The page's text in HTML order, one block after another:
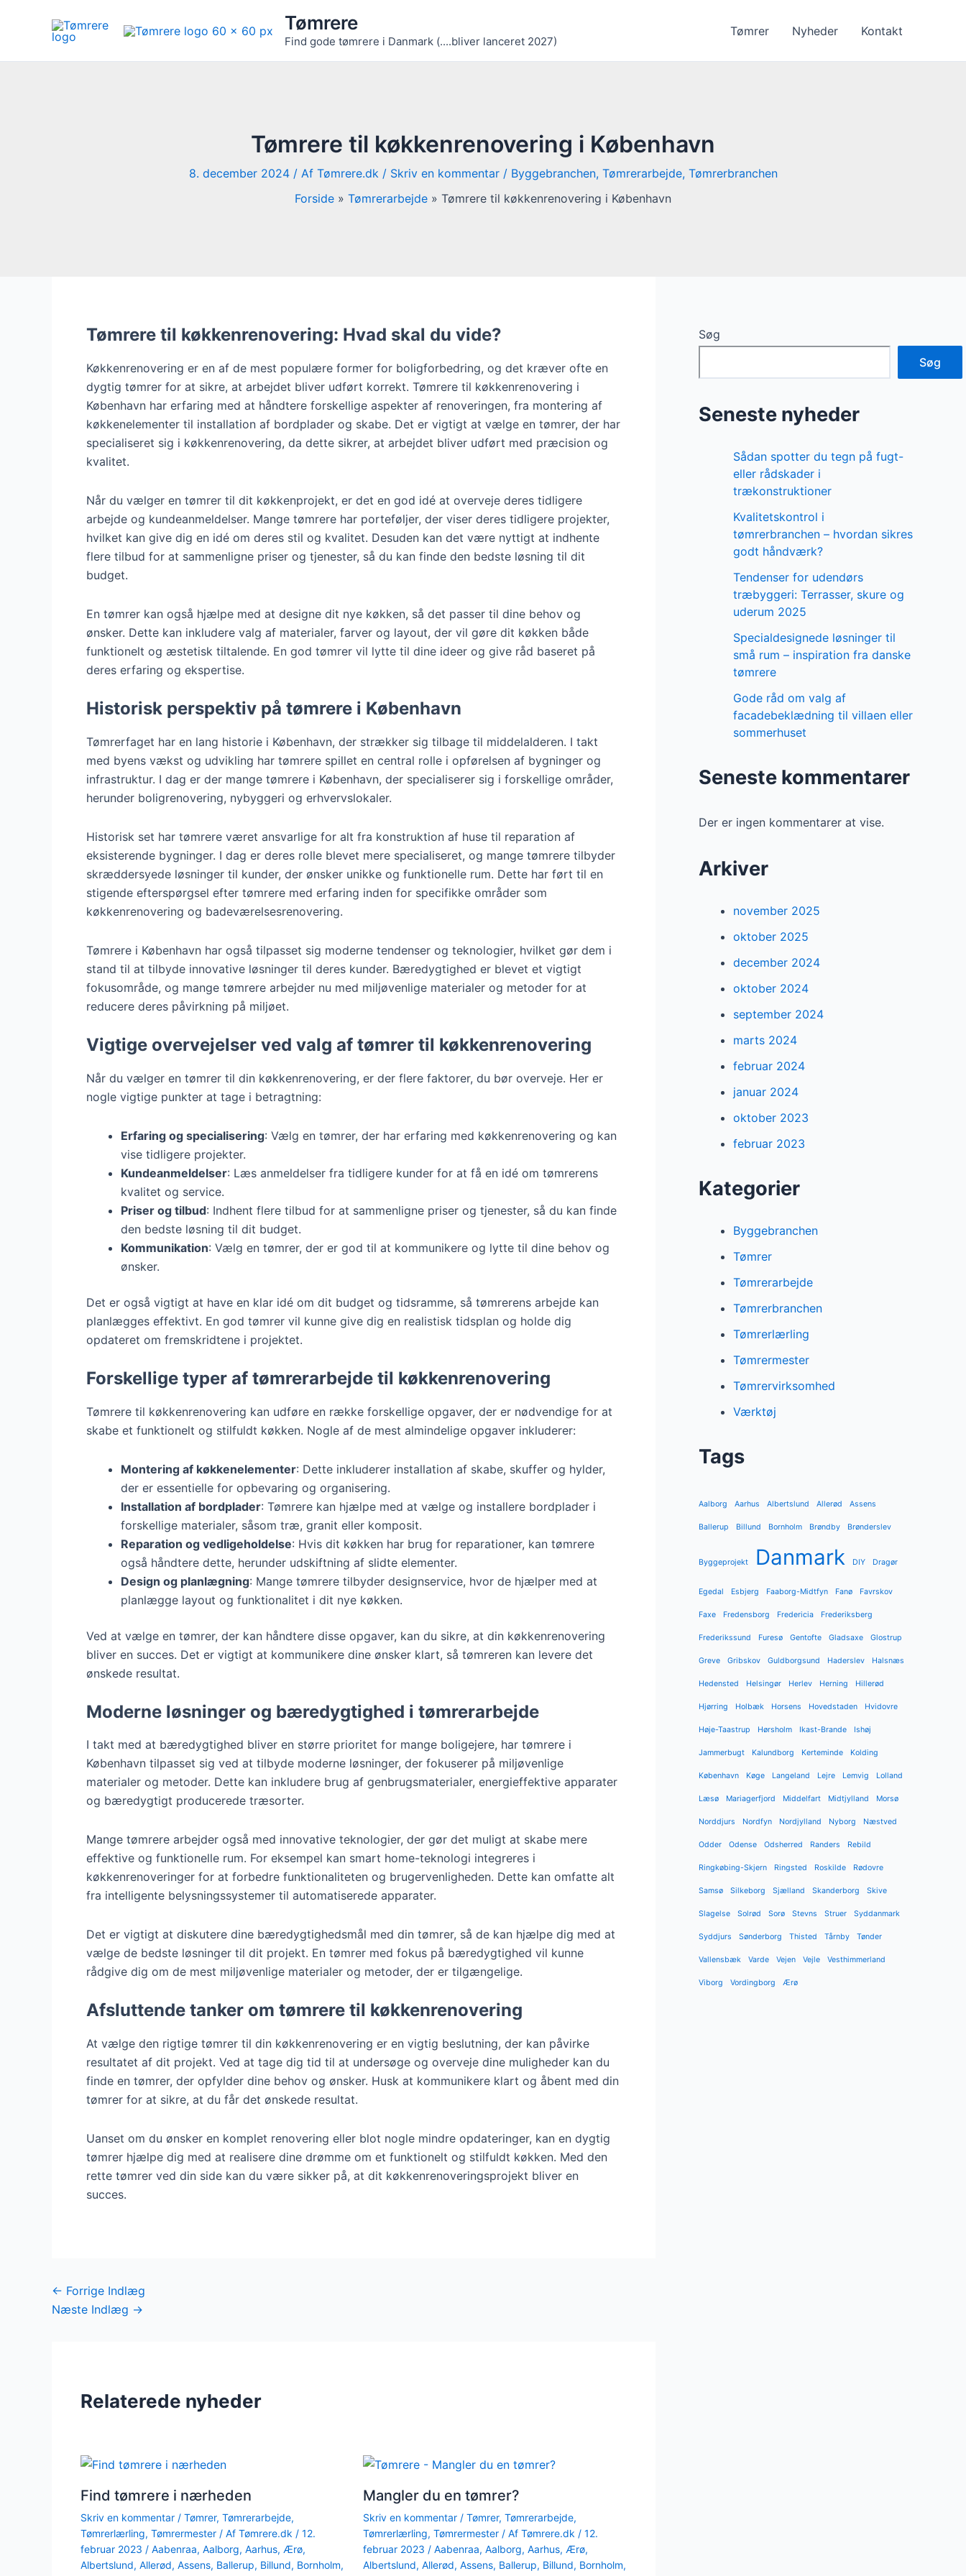
Tømrere
Find gode tømrere i Danmark (....bliver lanceret 2027)
Tømrer Nyheder Kontakt
Tømrere til køkkenrenovering i København
8. december 2024 / Af Tømrere.dk / Skriv en kommentar / Byggebranchen, Tømrerarbejde, Tømrerbranchen
Forside
Tømrerarbejde Tømrere til køkkenrenovering i København
Tømrere til køkkenrenovering: Hvad skal du vide?
Køkkenrenovering er en af de mest populære former for boligforbedring, og det kræver ofte en
dygtig tømrer for at sikre, at arbejdet bliver udført korrekt. Tømrere til køkkenrenovering i
København har erfaring med at håndtere forskellige aspekter af renoveringen, fra montering af
køkkenelementer til installation af bordplader og skabe. Det er vigtigt at vælge en tømrer, der har
specialiseret sig i køkkenrenovering, da dette sikrer, at arbejdet bliver udført med præcision og
kvalitet.
Når du vælger en tømrer til dit køkkenprojekt, er det en god idé at overveje deres tidligere
arbejde og kundeanmeldelser. Mange tømrere har porteføljer, der viser deres tidligere projekter,
hvilket kan give dig en idé om deres stil og kvalitet. Desuden kan det være nyttigt at indhente
flere tilbud for at sammenligne priser og tjenester, så du kan finde den bedste løsning til dit
budget.
En tømrer kan også hjælpe med at designe dit nye køkken, så det passer til dine behov og
ønsker. Dette kan inkludere valg af materialer, farver og layout, der vil gøre dit køkken både
funktionelt og æstetisk tiltalende. En god tømrer vil lytte til dine ideer og give råd baseret på
deres erfaring og ekspertise.
Historisk perspektiv på tømrere i København
Tømrerfaget har en lang historie i København, der strækker sig tilbage til middelalderen. I takt
med byens vækst og udvikling har tømrere spillet en central rolle i opførelsen af bygninger og
infrastruktur. I dag er der mange tømrere i København, der specialiserer sig i forskellige områder,
herunder boligrenovering, nybyggeri og erhvervslokaler.
Historisk set har tømrere været ansvarlige for alt fra konstruktion af huse til reparation af
eksisterende bygninger. I dag er deres rolle blevet mere specialiseret, og mange tømrere tilbyder
skræddersyede løsninger til kunder, der ønsker unikke og funktionelle rum. Dette har ført til en
stigende efterspørgsel efter tømrere med erfaring inden for specifikke områder som
køkkenrenovering og badeværelsesrenovering.
Tømrere i København har også tilpasset sig moderne tendenser og teknologier, hvilket gør dem i
stand til at tilbyde innovative løsninger til deres kunder. Bæredygtighed er blevet et vigtigt
fokusområde, og mange tømrere arbejder nu med miljøvenlige materialer og metoder for at
reducere deres påvirkning på miljøet.
Vigtige overvejelser ved valg af tømrer til køkkenrenovering
Når du vælger en tømrer til din køkkenrenovering, er der flere faktorer, du bør overveje. Her er
nogle vigtige punkter at tage i betragtning:
Erfaring og specialisering: Vælg en tømrer, der har erfaring med køkkenrenovering og kan
vise tidligere projekter.
Kundeanmeldelser: Læs anmeldelser fra tidligere kunder for at få en idé om tømrerens
kvalitet og service.
Priser og tilbud: Indhent flere tilbud for at sammenligne priser og tjenester, så du kan finde
den bedste løsning til dit budget.
Kommunikation: Vælg en tømrer, der er god til at kommunikere og lytte til dine behov og
ønsker.
Det er også vigtigt at have en klar idé om dit budget og tidsramme, så tømrerens arbejde kan
planlægges effektivt. En god tømrer vil kunne give dig en realistisk tidsplan og holde dig
opdateret om fremskridtene i projektet.
Forskellige typer af tømrerarbejde til køkkenrenovering
Tømrere til køkkenrenovering kan udføre en række forskellige opgaver, der er nødvendige for at
skabe et funktionelt og stilfuldt køkken. Nogle af de mest almindelige opgaver inkluderer:
Montering af køkkenelementer: Dette inkluderer installation af skabe, skuffer og hylder,
der er essentielle for opbevaring og organisering.
Installation af bordplader: Tømrere kan hjælpe med at vælge og installere bordplader i
forskellige materialer, såsom træ, granit eller komposit.
Reparation og vedligeholdelse: Hvis dit køkken har brug for reparationer, kan tømrere
også håndtere dette, herunder udskiftning af slidte elementer.
Design og planlægning: Mange tømrere tilbyder designservice, hvor de hjælper med at
planlægge layout og funktionalitet i dit nye køkken.
Ved at vælge en tømrer, der kan håndtere disse opgaver, kan du sikre, at din køkkenrenovering
bliver en succes. Det er vigtigt at kommunikere dine ønsker klart, så tømreren kan levere det
ønskede resultat.
Moderne løsninger og bæredygtighed i tømrerarbejde
I takt med at bæredygtighed bliver en større prioritet for mange boligejere, har tømrere i
København tilpasset sig ved at tilbyde moderne løsninger, der fokuserer på miljøvenlige
materialer og metoder. Dette kan inkludere brug af genbrugsmaterialer, energieffektive apparater
og bæredygtigt producerede træsorter.
Mange tømrere arbejder også med innovative teknologier, der gør det muligt at skabe mere
effektive og funktionelle rum. For eksempel kan smart home-teknologi integreres i
køkkenrenoveringer for at forbedre funktionaliteten og brugervenligheden. Dette kan omfatte alt
fra intelligente belysningssystemer til automatiserede apparater.
Det er vigtigt at diskutere dine bæredygtighedsmål med din tømrer, så de kan hjælpe dig med at
vælge de bedste løsninger til dit projekt. En tømrer med fokus på bæredygtighed vil kunne
rådgive dig om de mest miljøvenlige materialer og metoder, der er tilgængelige.
Afsluttende tanker om tømrere til køkkenrenovering
At vælge den rigtige tømrer til din køkkenrenovering er en vigtig beslutning, der kan påvirke
resultatet af dit projekt. Ved at tage dig tid til at undersøge og overveje dine muligheder kan du
finde en tømrer, der opfylder dine behov og ønsker. Husk at kommunikere klart og åbent med din
tømrer for at sikre, at du får det ønskede resultat.
Uanset om du ønsker en komplet renovering eller blot nogle mindre opdateringer, kan en dygtig
tømrer hjælpe dig med at realisere dine drømme om et funktionelt og stilfuldt køkken. Med den
rette tømrer ved din side kan du være sikker på, at dit køkkenrenoveringsprojekt bliver en
succes.
← Forrige Indlæg
Næste Indlæg →
Relaterede nyheder
Find tømrere i nærheden
Skriv en kommentar / Tømrer, Tømrerarbejde,
Tømrerlærling, Tømrermester / Af Tømrere.dk / 12.
februar 2023 / Aabenraa, Aalborg, Aarhus, Ærø,
Albertslund, Allerød, Assens, Ballerup, Billund, Bornholm,
Mangler du en tømrer?
Skriv en kommentar / Tømrer, Tømrerarbejde,
Tømrerlærling, Tømrermester/ Af Tømrere.dk / 12.
februar 2023 / Aabenraa, Aalborg, Aarhus, Ærø,
Albertslund, Allerød, Assens, Ballerup, Billund, Bornholm,
Søg
Søg
Seneste nyheder
Sådan spotter du tegn på fugt-
eller rådskader i
trækonstruktioner
Kvalitetskontrol i
tømrerbranchen – hvordan sikres
godt håndværk?
Tendenser for udendørs
træbyggeri: Terrasser, skure og
uderum 2025
Specialdesignede løsninger til
små rum – inspiration fra danske
tømrere
Gode råd om valg af
facadebeklædning til villaen eller
sommerhuset
Seneste kommentarer
Der er ingen kommentarer at vise.
Arkiver
november 2025
oktober 2025
december 2024
oktober 2024
september 2024
marts 2024
februar 2024
januar 2024
oktober 2023
februar 2023
Kategorier
Byggebranchen
Tømrer
Tømrerarbejde
Tømrerbranchen
Tømrerlærling
Tømrermester
Tømrervirksomhed
Værktøj
Tags
Aalborg Aarhus Albertslund Allerød Assens
Ballerup Billund Bornholm Brøndby Brønderslev
Byggeprojekt Danmark DIY Dragør
Egedal Esbjerg Faaborg-Midtfyn Fanø Favrskov
Faxe Fredensborg Fredericia Frederiksberg
Frederikssund Furesø Gentofte Gladsaxe Glostrup
Greve Gribskov Guldborgsund Haderslev Halsnæs
Hedensted Helsingør Herlev Herning Hillerød
Hjørring Holbæk Horsens Hovedstaden Hvidovre
Høje-Taastrup Hørsholm Ikast-Brande Ishøj
Jammerbugt Kalundborg Kerteminde Kolding
København Køge Langeland Lejre Lemvig Lolland
Læsø Mariagerfjord Middelfart Midtjylland Morsø
Norddjurs Nordfyn Nordjylland Nyborg Næstved
Odder Odense Odsherred Randers Rebild
Ringkøbing-Skjern Ringsted Roskilde Rødovre
Samsø Silkeborg Sjælland Skanderborg Skive
Slagelse Solrød Sorø Stevns Struer Syddanmark
Syddjurs Sønderborg Thisted Tårnby Tønder
Vallensbæk Varde Vejen Vejle Vesthimmerland
Viborg Vordingborg Ærø